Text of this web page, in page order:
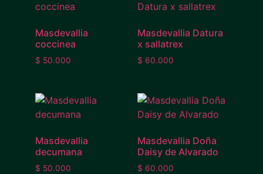
Masdevallia
coccinea
$ 50.000
Masdevallia Datura
x sallatrex
$ 60.000
Masdevallia
decumana
$ 50.000
Masdevallia Doña
Daisy de Alvarado
$ 60.000